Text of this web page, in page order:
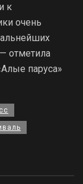
к
очень
отметила
паруса»